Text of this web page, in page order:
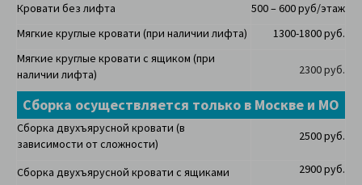
Кровати без лифта
500 – 600 руб/этаж
Мягкие круглые кровати (при наличии лифта)
1300-1800 руб.
Мягкие круглые кровати с ящиком (при
наличии лифта)
2300 руб.
Сборка осуществляется только в Москве и МО
Сборка двухъярусной кровати (в
зависимости от сложности)
2500 руб.
Сборка двухъярусной кровати с ящиками
2900 руб.